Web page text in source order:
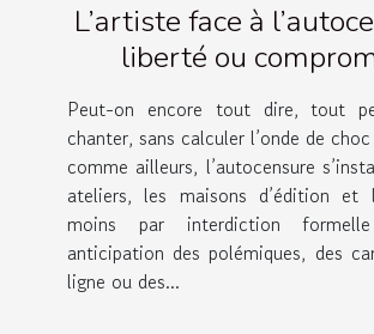
L’artiste face à
liberté ou
Peut-on encore tout dire, tout
chanter, sans calculer l’onde de choc
comme ailleurs, l’autocensure
ateliers, les maisons d’édition et
moins par interdiction
anticipation des polémiques, des
ligne ou des...